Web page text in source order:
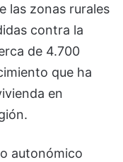
las zonas rurales
contra la
de 4.700
que ha
en
autonómico